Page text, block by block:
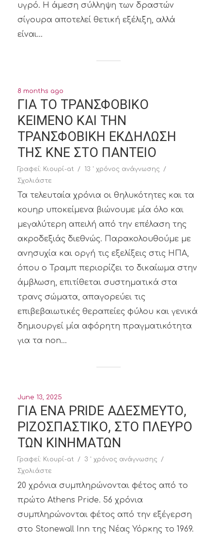
υγρό. Η άμεση σύλληψη των δραστών
σίγουρα αποτελεί θετική εξέλιξη, αλλά
είναι...
8 months ago
ΓΙΑ ΤΟ ΤΡΑΝΣΦΟΒΙΚΟ
ΚΕΙΜΕΝΟ ΚΑΙ ΤΗΝ
ΤΡΑΝΣΦΟΒΙΚΗ ΕΚΔΗΛΩΣΗ
ΤΗΣ ΚΝΕ ΣΤΟ ΠΑΝΤΕΙΟ
Γραφεί: Κιουρί-at
13 ' χρόνος ανάγνωσης
Σχολιάστε
Τα τελευταία χρόνια οι θηλυκότητες και τα
κουηρ υποκείμενα βιώνουμε μία όλο και
μεγαλύτερη απειλή από την επέλαση της
ακροδεξιάς διεθνώς. Παρακολουθούμε με
ανησυχία και οργή τις εξελίξεις στις ΗΠΑ,
όπου ο Τραμπ περιορίζει το δικαίωμα στην
άμβλωση, επιτίθεται συστηματικά στα
τρανς σώματα, απαγορεύει τις
επιβεβαιωτικές θεραπείες φύλου και γενικά
δημιουργεί μία αφόρητη πραγματικότητα
για τα non...
June 13, 2025
ΓΙΑ ΕΝΑ PRIDE ΑΔΕΣΜΕΥΤΟ,
ΡΙΖΟΣΠΑΣΤΙΚΟ, ΣΤΟ ΠΛΕΥΡΟ
ΤΩΝ ΚΙΝΗΜΑΤΩΝ
Γραφεί: Κιουρί-at
3 ' χρόνος ανάγνωσης
Σχολιάστε
20 χρόνια συμπληρώνονται φέτος από το
πρώτο Athens Pride. 56 χρόνια
συμπληρώνονται φέτος από την εξέγερση
στο Stonewall Inn της Νέας Υόρκης το 1969.